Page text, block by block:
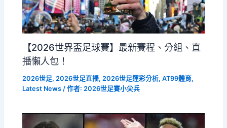
【2026世界盃足球賽】最新賽程、分組、直
播懶人包！
2026世足,2026世足直播,2026世足運彩分析,AT99體育,
Latest News / 作者:2026世足賽小尖兵